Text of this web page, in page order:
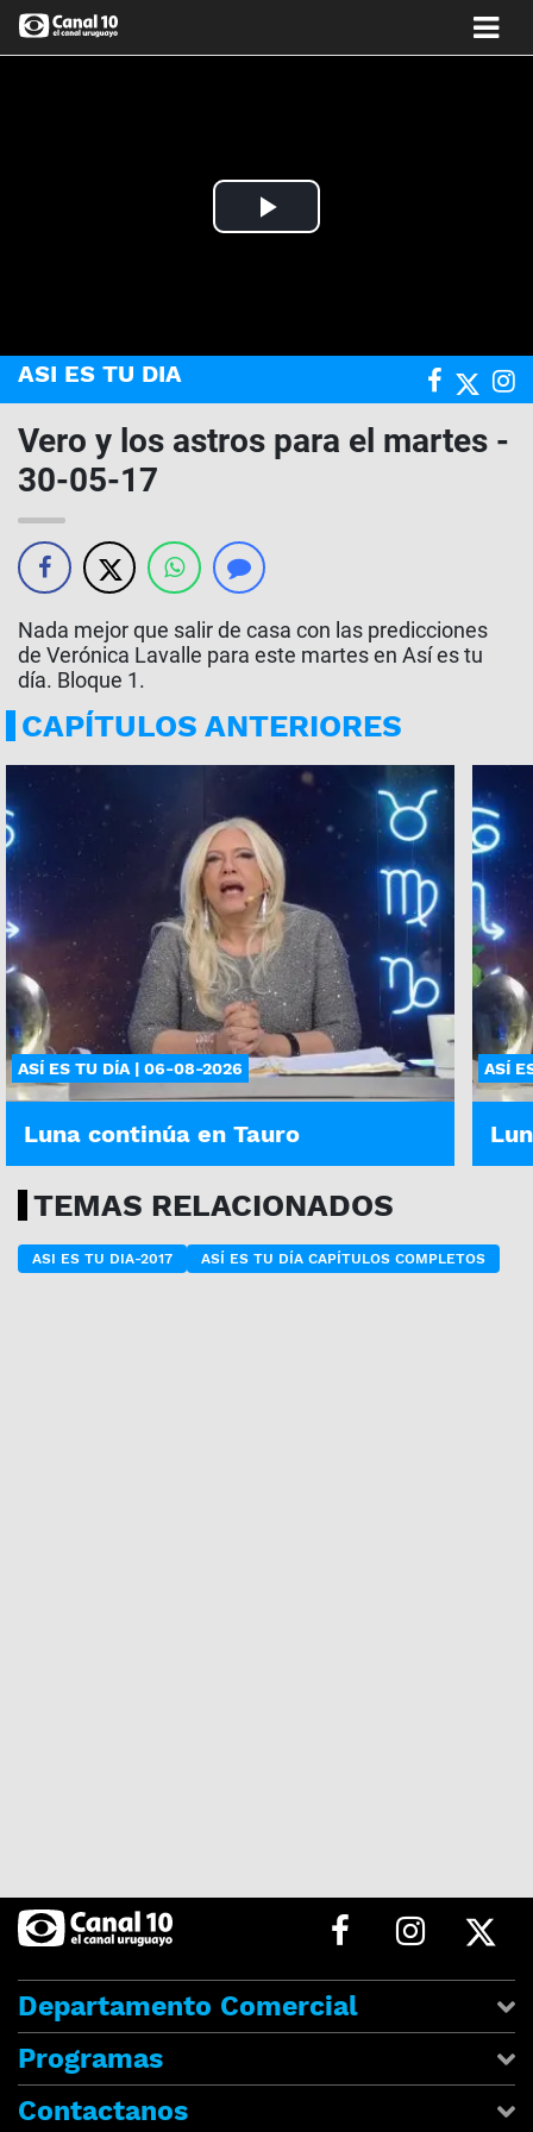
Play
ASI ES TU DIA
Vero y los astros para el martes -
30-05-17
Nada mejor que salir de casa con las predicciones
de Verónica Lavalle para este martes en Así es tu
día. Bloque 1.
CAPÍTULOS ANTERIORES
ASÍ ES TU DÍA | 06-08-2026
Luna continúa en Tauro
ASÍ
TEMAS RELACIONADOS
ASI ES TU DIA-2017 ASÍ ES TU DÍA CAPÍTULOS COMPLETOS
Departamento Comercial
Programas
Contactanos